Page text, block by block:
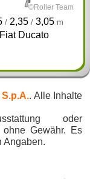
©Roller Team
/ 2,35/ 3,05 m
Fiat Ducato
. Alle Inhalte
oder
ohne Gewähr. Es
Angaben.